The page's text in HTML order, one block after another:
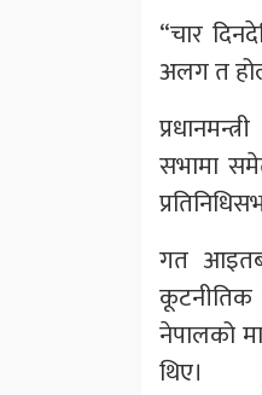
“चार
अलग त
सभामा
गत
कूटनीतिक
नेपालको
थिए।